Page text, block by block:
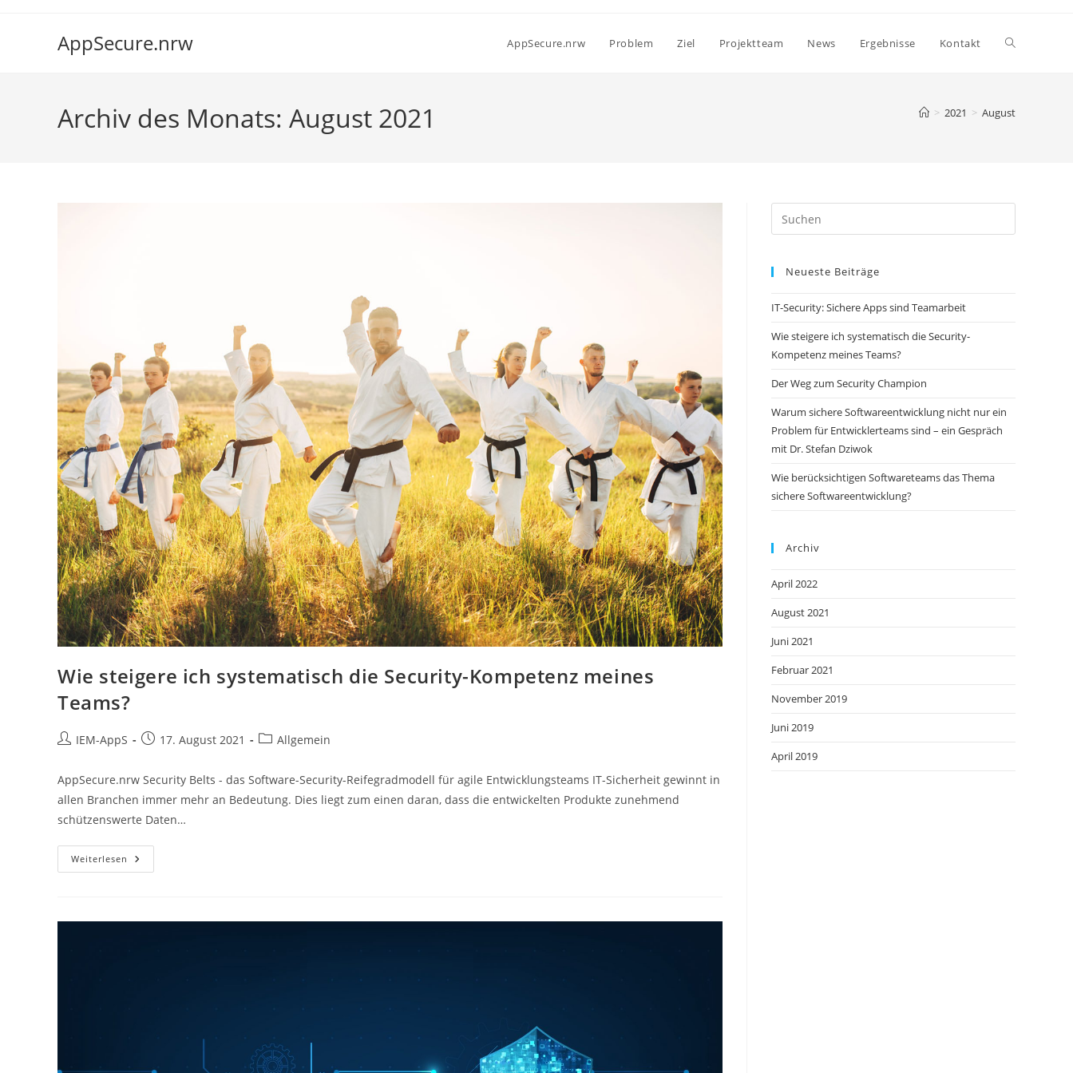
AppSecure.nrw AppSecure.nrw Problem Ziel Projektteam News Ergebnisse Kontakt Website-
Archiv des Monats: August 2021 > 2021 > August
Wie steigere ich systematisch die Security-Kompetenz meines
Teams?
Beitrags-
IEM-AppS
Beitrag17. August 2021
Beitrags-
Allgemein
AppSecure.nrw Security Belts - das Software-Security-Reifegradmodell für agile Entwicklungsteams IT-Sicherheit gewinnt in
allen Branchen immer mehr an Bedeutung. Dies liegt zum einen daran, dass die entwickelten Produkte zunehmend
schützenswerte Daten…
Weiterlesen Wie
Steigere
Kompetenz
Neueste Beiträge
IT-Security: Sichere Apps sind Teamarbeit
Wie steigere ich systematisch die Security-
Kompetenz meines Teams?
Der Weg zum Security Champion
Warum sichere Softwareentwicklung nicht nur ein
Problem für Entwicklerteams sind – ein Gespräch
mit Dr. Stefan Dziwok
Wie berücksichtigen Softwareteams das Thema
sichere Softwareentwicklung?
Archiv
April 2022
August 2021
Juni 2021
Februar 2021
November 2019
Juni 2019
April 2019